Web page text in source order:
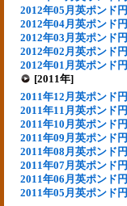
2012年05月英ポンド円
2012年04月英ポンド円
2012年03月英ポンド円
2012年02月英ポンド円
2012年01月英ポンド円
[2011年]
2011年12月英ポンド円
2011年11月英ポンド円
2011年10月英ポンド円
2011年09月英ポンド円
2011年08月英ポンド円
2011年07月英ポンド円
2011年06月英ポンド円
2011年05月英ポンド円